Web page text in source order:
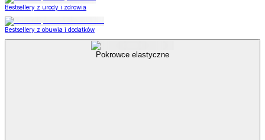
Bestsellery z urody i zdrowia
Bestsellery z obuwia i dodatków
Pokrowce elastyczne